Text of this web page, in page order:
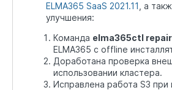
ELMA365 SaaS 2021.11 , а
улучшения:​
Команда elma365ctl repair
ELMA365 с offline
Доработана проверка
использовании кластера.
Исправлена работа S3 при